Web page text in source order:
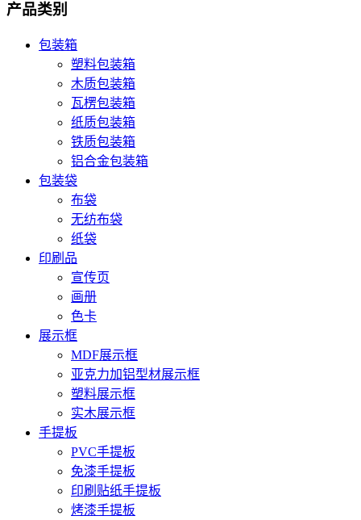
产品类别
包装箱
塑料包装箱
木质包装箱
瓦楞包装箱
纸质包装箱
铁质包装箱
铝合金包装箱
包装袋
布袋
无纺布袋
纸袋
印刷品
宣传页
画册
色卡
展示框
MDF展示框
亚克力加铝型材展示框
塑料展示框
实木展示框
手提板
PVC手提板
免漆手提板
印刷贴纸手提板
烤漆手提板